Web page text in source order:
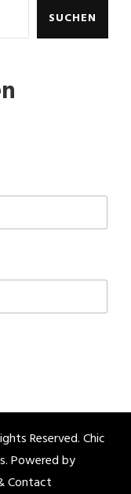
SUCHEN
Reserved.Chic
.Powered by
Contact